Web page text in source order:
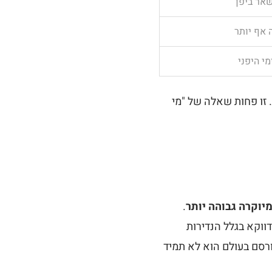
אף יותר
היפני
זו פחות שאלה של "מי
גבוהה יותר.
בגלל הנדירות
בעולם הוא לא תמיד